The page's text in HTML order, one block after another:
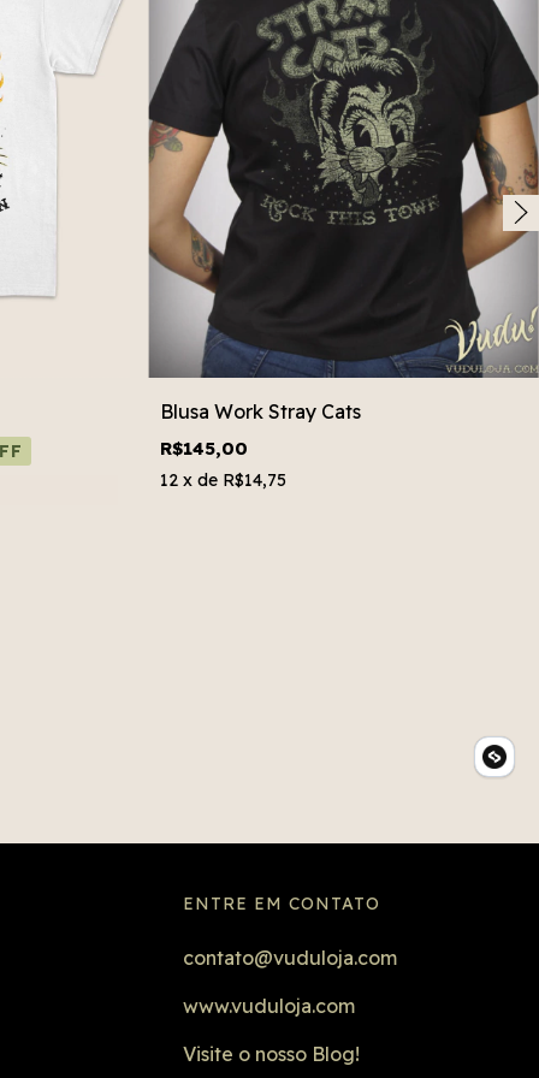
Blusa Work Stray Cats
R$145,00
12 x de R$14,75
ENTRE EM CONTATO
contato@vuduloja.com
www.vuduloja.com
Visite o nosso Blog!